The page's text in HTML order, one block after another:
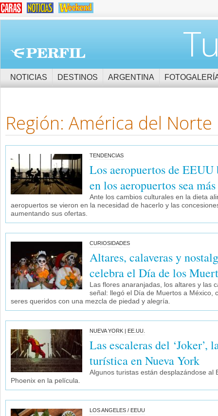
NOTICIAS DESTINOS ARGENTINA
Región: América del Norte
TENDENCIAS
Los aeropuertos de EEUU
en los aeropuertos sea
Ante los cambios culturales en la dieta
aeropuertos se vieron en la necesidad de hacerlo y las
aumentando sus ofertas.
CURIOSIDADES
Altares, calaveras y
celebra el Día de los
Las flores anaranjadas, los altares y las
señal: llegó el Día de Muertos a México,
seres queridos con una mezcla de piedad y alegría.
NUEVA YORK | EE.UU.
Las escaleras del ‘Joker’,
turística en Nueva York
Algunos turistas están desplazándose al
Phoenix en la película.
LOS ANGELES / EEUU